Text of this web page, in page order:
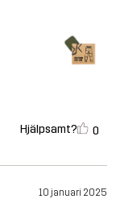
Hjälpsamt? 0
10 januari 2025